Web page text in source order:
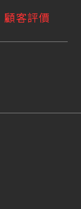
顧客評價